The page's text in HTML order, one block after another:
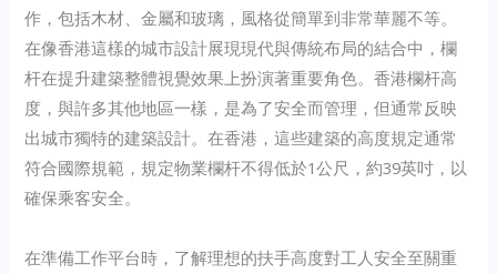
作，包括木材、金屬和玻璃，風格從簡單到非常華麗不等。
在像香港這樣的城市設計展現現代與傳統布局的結合中，欄
杆在提升建築整體視覺效果上扮演著重要角色。香港欄杆高
度，與許多其他地區一樣，是為了安全而管理，但通常反映
出城市獨特的建築設計。在香港，這些建築的高度規定通常
符合國際規範，規定物業欄杆不得低於1公尺，約39英吋，以
確保乘客安全。
在準備工作平台時，了解理想的扶手高度對工人安全至關重